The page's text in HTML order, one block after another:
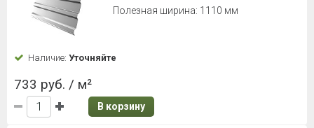
Полезная ширина: 1110 мм
Наличие: Уточняйте
733 руб. / м²
В корзину